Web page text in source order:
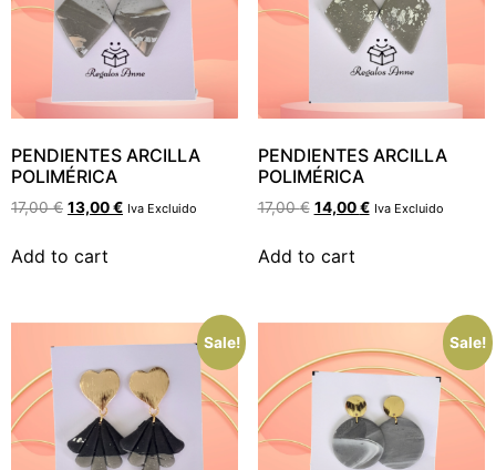
PENDIENTES ARCILLA
POLIMÉRICA
17,00€ 13,00€ Iva Excluido
Add to cart
PENDIENTES ARCILLA
POLIMÉRICA
17,00€ 14,00€ Iva Excluido
Add to cart
Sale! Sale!